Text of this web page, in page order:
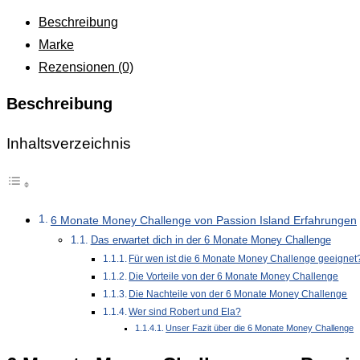
Beschreibung
Marke
Rezensionen (0)
Beschreibung
Inhaltsverzeichnis
6 Monate Money Challenge von Passion Island Erfahrungen
Das erwartet dich in der 6 Monate Money Challenge
Für wen ist die 6 Monate Money Challenge
Die Vorteile von der 6 Monate Money Challenge
Die Nachteile von der 6 Monate Money Challenge
Wer sind Robert und Ela?
Unser Fazit über die 6 Monate Money Challenge